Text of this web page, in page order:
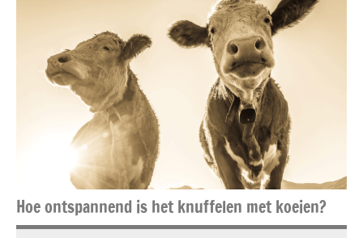
Lifestyle
Relatie
Hoe ontspannend is het knuffelen met koeien?